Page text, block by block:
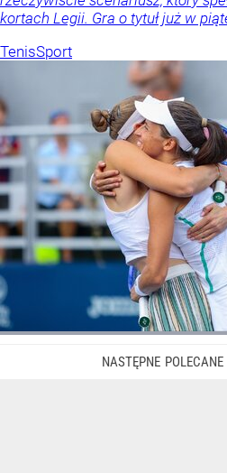
kortach Legii. Gra o tytuł już w
TenisSport